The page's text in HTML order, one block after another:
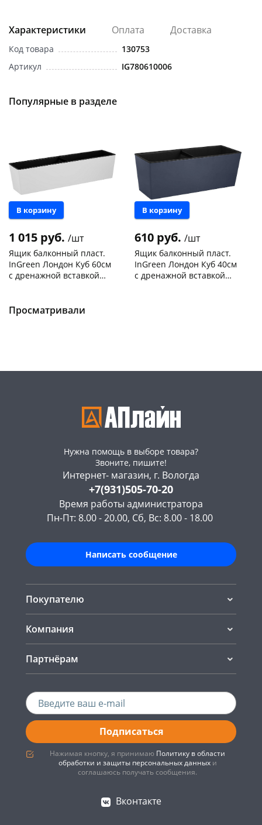
Характеристики Оплата Доставка
Код товара
130753
Артикул
IG780610006
Популярные в разделе
В корзину
1 015 руб. /шт
Ящик балконный пласт.
InGreen Лондон Куб 60см
с дренажной вставкой
Конева, 36
Пошехонское ш, 18
В корзину
610 руб. /шт
Ящик балконный пласт.
InGreen Лондон Куб 40см
с дренажной вставкой
Просматривали
Нужна помощь в выборе товара?
Звоните, пишите!
Интернет- магазин, г. Вологда
+7(931)505-70-20
Время работы администратора
Пн-Пт: 8.00 - 20.00, Сб, Вс: 8.00 - 18.00
Написать сообщение
Покупателю
Компания
Партнёрам
Подписаться
Нажимая кнопку, я принимаю Политику в области
обработки и защиты персональных данныхи
соглашаюсь получать сообщения.
Вконтакте